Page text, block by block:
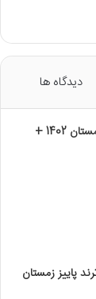
دیدگاه ها
10 مدل پالتو جدید و شیک برای زمستان 1402 +
پاییز زمستان